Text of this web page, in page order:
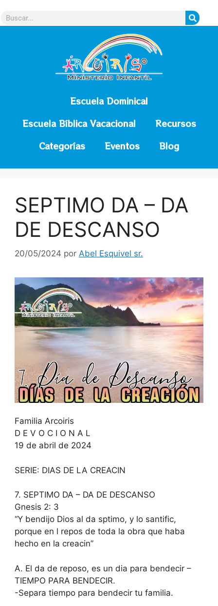
Escuela Dominical
Escuela Bíblica Vacacional
Recursos
Categorías
Eventos Blog
SEPTIMO DA – DA
DE DESCANSO
20/05/2024 por Abel Esquivel sr.
Familia Arcoiris
D E V O C I O N A L
19 de abril de 2024
SERIE: DIAS DE LA CREACIN
7. SEPTIMO DA – DA DE DESCANSO
Gnesis 2: 3
“Y bendijo Dios al da sptimo, y lo santific,
porque en l repos de toda la obra que haba
hecho en la creacin”
A. El da de reposo, es un dia para bendecir –
TIEMPO PARA BENDECIR.
-Separa tiempo para bendecir tu familia.